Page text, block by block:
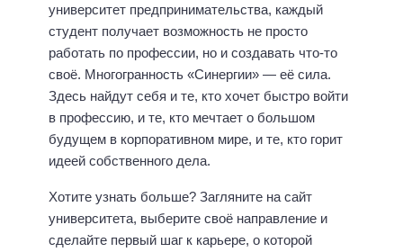
университет предпринимательства, каждый
студент получает возможность не просто
работать по профессии, но и создавать что-то
своё. Многогранность «Синергии» — её сила.
Здесь найдут себя и те, кто хочет быстро войти
в профессию, и те, кто мечтает о большом
будущем в корпоративном мире, и те, кто горит
идеей собственного дела.
Хотите узнать больше? Загляните на сайт
университета, выберите своё направление и
сделайте первый шаг к карьере, о которой